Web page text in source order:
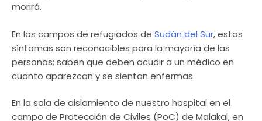
morirá.
En los campos de refugiados de Sudán del Sur, estos
síntomas son reconocibles para la mayoría de las
personas; saben que deben acudir a un médico en
cuanto aparezcan y se sientan enfermas.
En la sala de aislamiento de nuestro hospital en el
campo de Protección de Civiles (PoC) de Malakal, en